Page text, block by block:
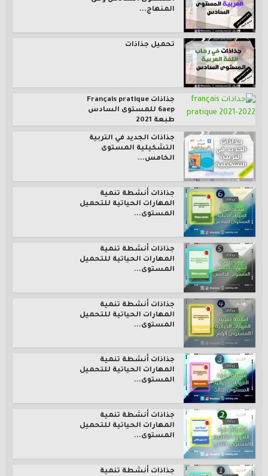
المنهاج...
تحميل جذاذات
جذاذات Français pratique
6aep للمستوى السادس
طبعة 2021
جذاذات الجديد في التربية
التشكيلية المستوى
الخامس...
جذاذات أنشطة تنمية
المهارات الحياتية للتحميل
المستوى...
جذاذات أنشطة تنمية
المهارات الحياتية للتحميل
المستوى...
جذاذات أنشطة تنمية
المهارات الحياتية للتحميل
المستوى...
جذاذات أنشطة تنمية
المهارات الحياتية للتحميل
المستوى...
جذاذات أنشطة تنمية
المهارات الحياتية للتحميل
المستوى...
جذاذات أنشطة تنمية